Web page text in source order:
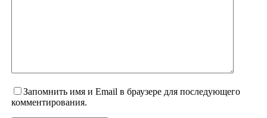
Запомнить имя и Email в браузере для последующего
комментирования.